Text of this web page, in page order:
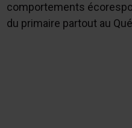
comportements
du primaire partout au